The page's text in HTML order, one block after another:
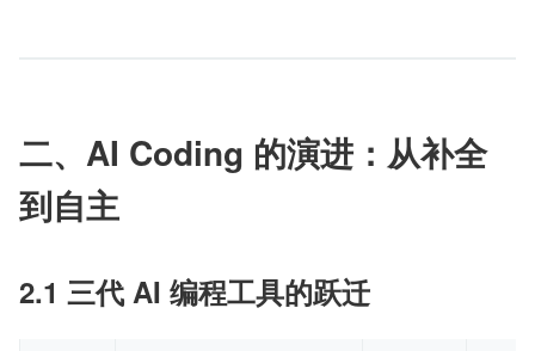
二、AI Coding 的演进：从补全
到自主
2.1 三代 AI 编程工具的跃迁